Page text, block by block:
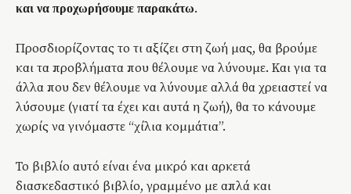
και να προχωρήσουμε παρακάτω.
Προσδιορίζοντας το τι αξίζει στη ζωή μας, θα βρούμε
και τα προβλήματα που θέλουμε να λύνουμε. Και για τα
άλλα που δεν θέλουμε να λύνουμε αλλά θα χρειαστεί να
λύσουμε (γιατί τα έχει και αυτά η ζωή), θα το κάνουμε
χωρίς να γινόμαστε “χίλια κομμάτια”.
Το βιβλίο αυτό είναι ένα μικρό και αρκετά
διασκεδαστικό βιβλίο, γραμμένο με απλά και